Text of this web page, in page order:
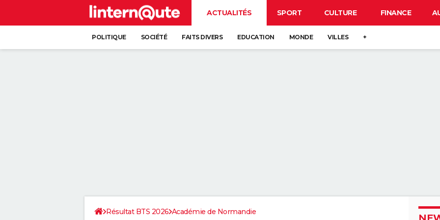
ACTUALITÉS SPORT CULTURE FINANCE
POLITIQUE SOCIÉTÉ FAITS DIVERS EDUCATION MONDE VILLES +
Résultat BTS 2026 Académie de Normandie